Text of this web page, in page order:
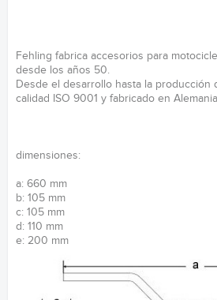
Fehling fabrica accesorios para
desde los años 50.
Desde el desarrollo hasta la producción
calidad ISO 9001 y fabricado en
dimensiones:
a: 660 mm
b: 105 mm
c: 105 mm
d: 110 mm
e: 200 mm